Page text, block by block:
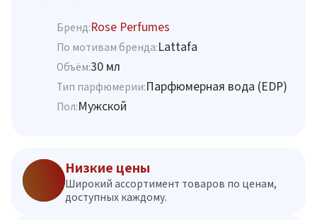
Бренд:Rose Perfumes
По мотивам бренда:Lattafa
Объём:30 мл
Тип парфюмерии:Парфюмерная вода (EDP)
Пол:Мужской
Низкие цены
Широкий ассортимент товаров по ценам,
доступных каждому.